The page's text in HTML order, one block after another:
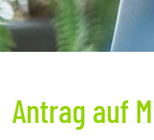
Antrag auf